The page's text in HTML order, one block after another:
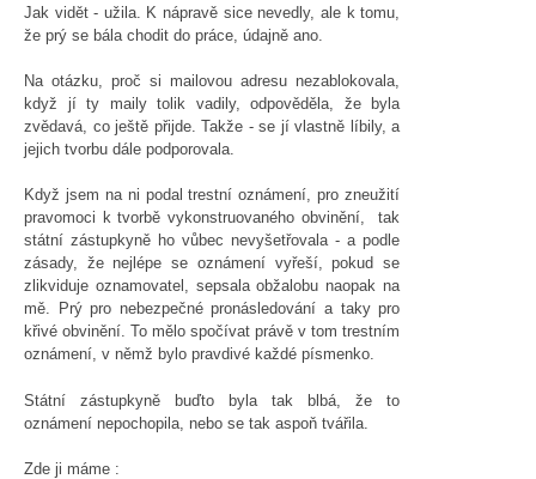
Jak vidět - užila. K nápravě sice nevedly, ale k tomu,
že prý se bála chodit do práce, údajně ano.
Na otázku, proč si mailovou adresu nezablokovala,
když jí ty maily tolik vadily, odpověděla, že byla
zvědavá, co ještě přijde. Takže - se jí vlastně líbily, a
jejich tvorbu dále podporovala.
Když jsem na ni podal trestní oznámení, pro zneužití
pravomoci k tvorbě vykonstruovaného obvinění, tak
státní zástupkyně ho vůbec nevyšetřovala - a podle
zásady, že nejlépe se oznámení vyřeší, pokud se
zlikviduje oznamovatel, sepsala obžalobu naopak na
mě. Prý pro nebezpečné pronásledování a taky pro
křivé obvinění. To mělo spočívat právě v tom trestním
oznámení, v němž bylo pravdivé každé písmenko.
Státní zástupkyně buďto byla tak blbá, že to
oznámení nepochopila, nebo se tak aspoň tvářila.
Zde ji máme :